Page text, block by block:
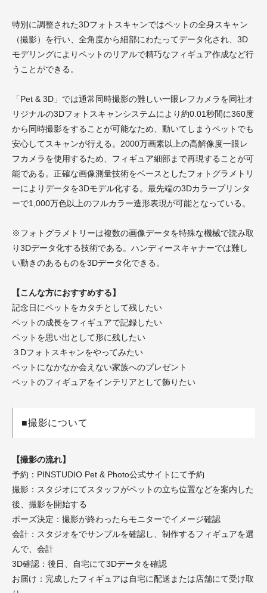
特別に調整された3Dフォトスキャンではペットの全身スキャン
（撮影）を行い、全角度から細部にわたってデータ化され、3D
モデリングによりペットのリアルで精巧なフィギュア作成など行
うことができる。
「Pet & 3D」では通常同時撮影の難しい一眼レフカメラを同社オ
リジナルの3Dフォトスキャンシステムにより約0.01秒間に360度
から同時撮影をすることが可能なため、動いてしまうペットでも
安心してスキャンが行える。2000万画素以上の高解像度一眼レ
フカメラを使用するため、フィギュア細部まで再現することが可
能である。正確な画像測量技術をベースとしたフォトグラメトリ
ーによりデータを3Dモデル化する。最先端の3Dカラープリンタ
ーで1,000万色以上のフルカラー造形表現が可能となっている。
※フォトグラメトリーは複数の画像データを特殊な機械で読み取
り3Dデータ化する技術である。ハンディースキャナーでは難し
い動きのあるものを3Dデータ化できる。
【こんな方におすすめする】
記念日にペットをカタチとして残したい
ペットの成長をフィギュアで記録したい
ペットを思い出として形に残したい
３Dフォトスキャンをやってみたい
ペットになかなか会えない家族へのプレゼント
ペットのフィギュアをインテリアとして飾りたい
■撮影について
【撮影の流れ】
予約：PINSTUDIO Pet & Photo公式サイトにて予約
撮影：スタジオにてスタッフがペットの立ち位置などを案内した
後、撮影を開始する
ポーズ決定：撮影が終わったらモニターでイメージ確認
会計：スタジオをでサンプルを確認し、制作するフィギュアを選
んで、会計
3D確認：後日、自宅にて3Dデータを確認
お届け：完成したフィギュアは自宅に配送または店舗にて受け取